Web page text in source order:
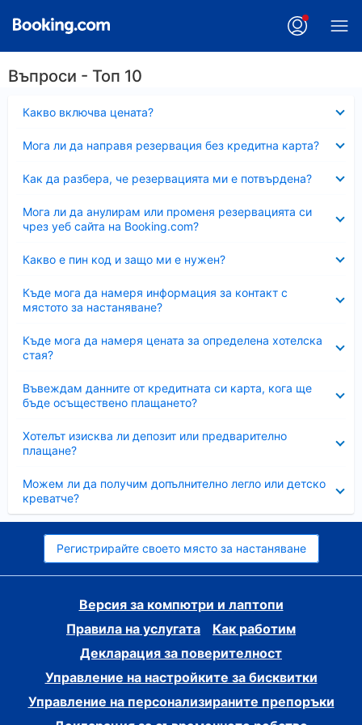
Въпроси - Топ 10
Какво включва цената?
Мога ли да направя резервация без кредитна карта?
Как да разбера, че резервацията ми е потвърдена?
Мога ли да анулирам или променя резервацията си
чрез уеб сайта на Booking.com?
Какво е пин код и защо ми е нужен?
Къде мога да намеря информация за контакт с
мястото за настаняване?
Къде мога да намеря цената за определена хотелска
стая?
Въвеждам данните от кредитната си карта, кога ще
бъде осъществено плащането?
Хотелът изисква ли депозит или предварително
плащане?
Можем ли да получим допълнително легло или детско
креватче?
Регистрирайте своето място за настаняване
Версия за компютри и лаптопи
Правила на услугата
Как работим
Декларация за поверителност
Управление на настройките за бисквитки
Управление на персонализираните препоръки